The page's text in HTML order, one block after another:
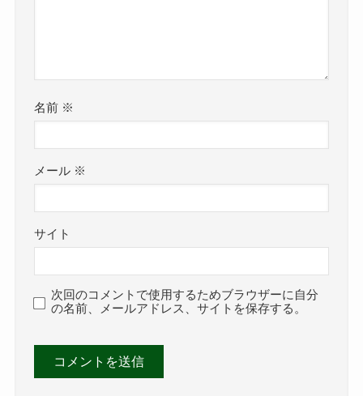
名前 ※
メール ※
サイト
次回のコメントで使用するためブラウザーに自分
の名前、メールアドレス、サイトを保存する。